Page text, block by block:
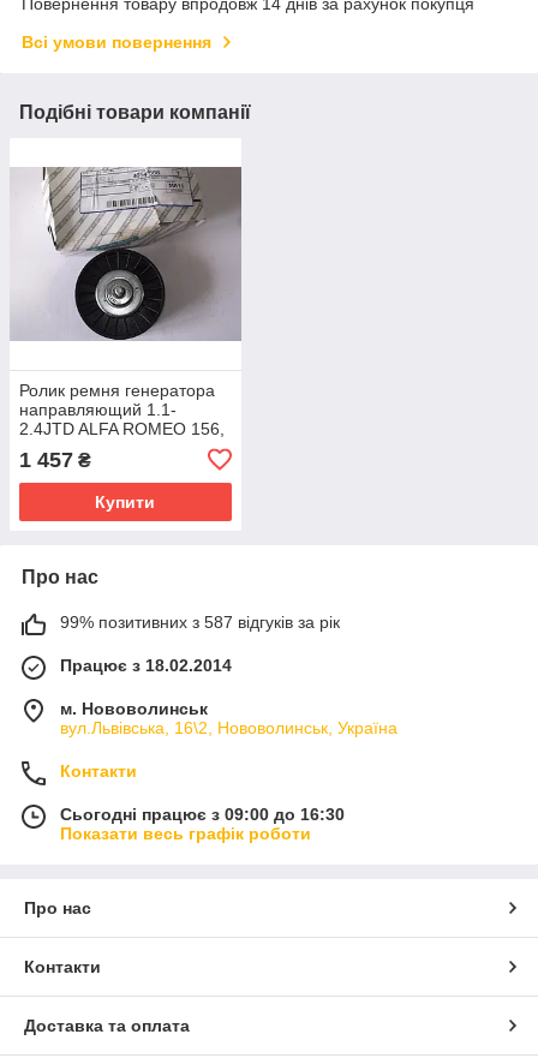
Повернення товару впродовж 14 днів за рахунок покупця
Всі умови повернення
Подібні товари компанії
Ролик ремня генератора
направляющий 1.1-
2.4JTD ALFA ROMEO 156,
FIAT BRAVO
1 457 ₴
Купити
Про нас
99% позитивних з 587 відгуків за рік
Працює з 18.02.2014
м. Нововолинськ
вул.Львівська, 16\2, Нововолинськ, Україна
Контакти
Сьогодні працює з 09:00 до 16:30
Показати весь графік роботи
Про нас
Контакти
Доставка та оплата